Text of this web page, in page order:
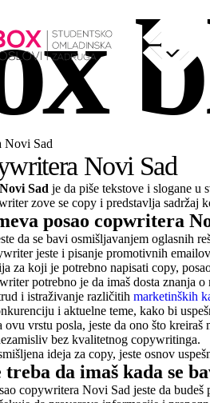
Novi Sad
Sad je da piše tekstove i slogane u
zove se copy i predstavlja sadržaj
posao copwritera
da se bavi osmišljavanjem oglasnih
jeste i pisanje promotivnih
za koji je potrebno napisati copy,
potrebno je da imaš dosta znanja
i istraživanje različitih marketinških
i aktuelne teme, kako bi
vrstu posla, jeste da ono što
bez kvalitetnog copywritinga.
ideja za copy, jeste osnov
treba da imaš kada se
copywritera Novi Sad jeste da budeš